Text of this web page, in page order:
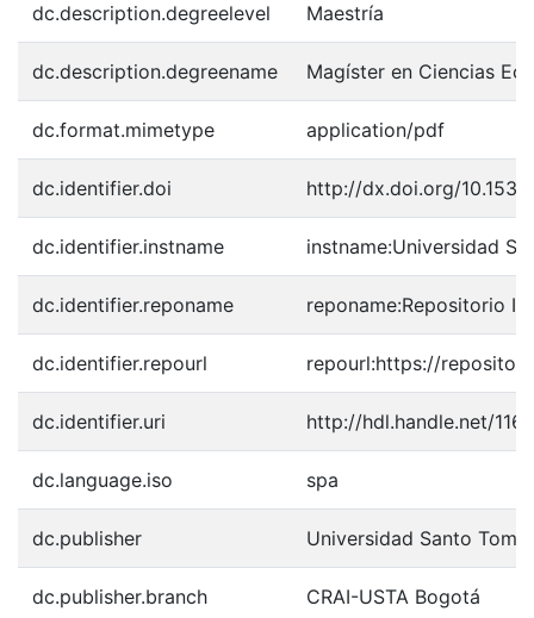
dc.description.degreelevel Maestría
dc.description.degreename Magíster en Ciencias
dc.format.mimetype application/pdf
dc.identifier.doi http://dx.doi.org/
dc.identifier.instname instname:Universidad
dc.identifier.reponame reponame:Repositorio
dc.identifier.repourl repourl:https://
dc.identifier.uri http://hdl.handle.net/
dc.language.iso spa
dc.publisher Universidad Santo
dc.publisher.branch CRAI-USTA Bogotá